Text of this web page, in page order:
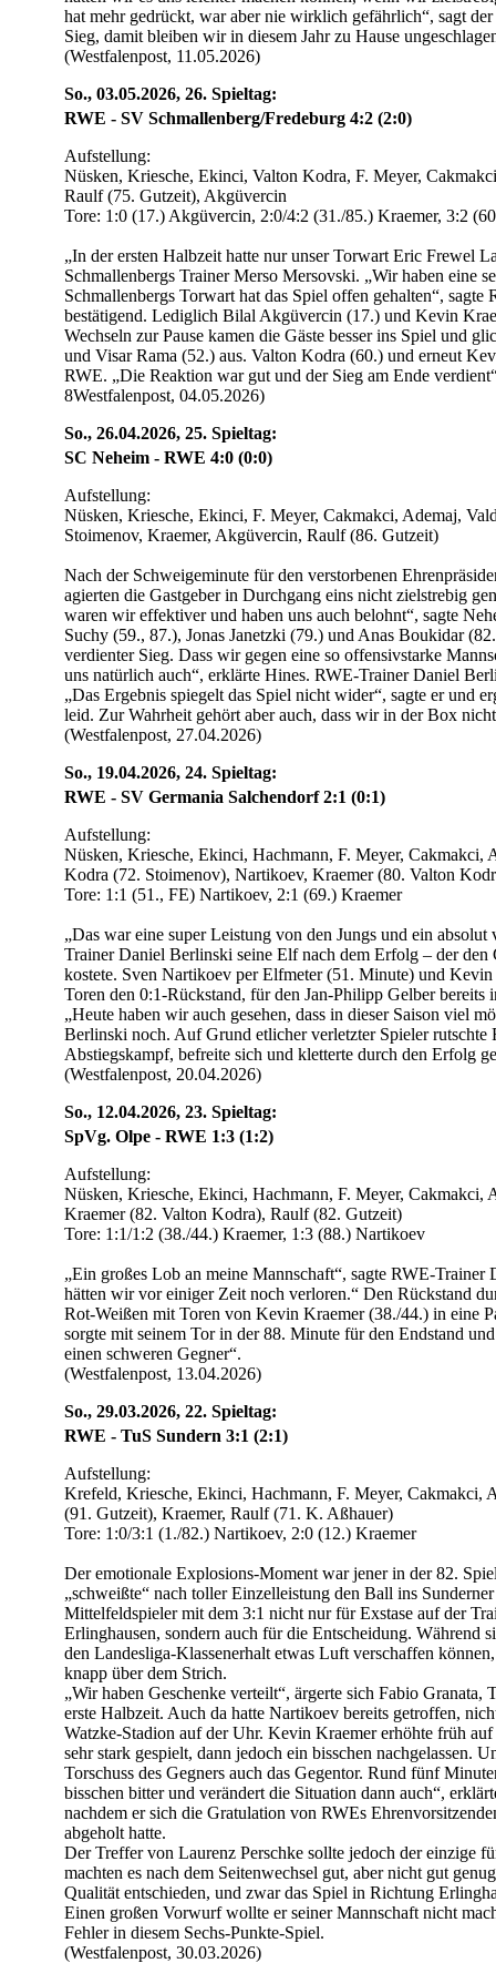
hat mehr gedrückt, war aber nie wirklich gefährlich“, sagt
Sieg, damit bleiben wir in diesem Jahr zu Hause
(Westfalenpost, 11.05.2026)
So., 03.05.2026, 26. Spieltag:
RWE - SV Schmallenberg/Fredeburg 4:2 (2:0)
Aufstellung:
Nüsken, Kriesche, Ekinci, Valton Kodra, F. Meyer,
Raulf (75. Gutzeit), Akgüvercin
Tore: 1:0 (17.) Akgüvercin, 2:0/4:2 (31./85.) Kraemer, 3:2
„In der ersten Halbzeit hatte nur unser Torwart Eric Frewel
Schmallenbergs Trainer Merso Mersovski. „Wir haben eine
Schmallenbergs Torwart hat das Spiel offen gehalten“,
bestätigend. Lediglich Bilal Akgüvercin (17.) und Kevin
Wechseln zur Pause kamen die Gäste besser ins Spiel und
und Visar Rama (52.) aus. Valton Kodra (60.) und erneut
RWE. „Die Reaktion war gut und der Sieg am Ende
8Westfalenpost, 04.05.2026)
So., 26.04.2026, 25. Spieltag:
SC Neheim - RWE 4:0 (0:0)
Aufstellung:
Nüsken, Kriesche, Ekinci, F. Meyer, Cakmakci, Ademaj,
Stoimenov, Kraemer, Akgüvercin, Raulf (86. Gutzeit)
Nach der Schweigeminute für den verstorbenen
agierten die Gastgeber in Durchgang eins nicht zielstrebig
waren wir effektiver und haben uns auch belohnt“, sagte
Suchy (59., 87.), Jonas Janetzki (79.) und Anas Boukidar
verdienter Sieg. Dass wir gegen eine so offensivstarke
uns natürlich auch“, erklärte Hines. RWE-Trainer Daniel
„Das Ergebnis spiegelt das Spiel nicht wider“, sagte er und
leid. Zur Wahrheit gehört aber auch, dass wir in der Box
(Westfalenpost, 27.04.2026)
So., 19.04.2026, 24. Spieltag:
RWE - SV Germania Salchendorf 2:1 (0:1)
Aufstellung:
Nüsken, Kriesche, Ekinci, Hachmann, F. Meyer, Cakmakci,
Kodra (72. Stoimenov), Nartikoev, Kraemer (80. Valton
Tore: 1:1 (51., FE) Nartikoev, 2:1 (69.) Kraemer
„Das war eine super Leistung von den Jungs und ein
Trainer Daniel Berlinski seine Elf nach dem Erfolg – der den
kostete. Sven Nartikoev per Elfmeter (51. Minute) und
Toren den 0:1-Rückstand, für den Jan-Philipp Gelber bereits
„Heute haben wir auch gesehen, dass in dieser Saison viel
Berlinski noch. Auf Grund etlicher verletzter Spieler rutschte
Abstiegskampf, befreite sich und kletterte durch den Erfolg
(Westfalenpost, 20.04.2026)
So., 12.04.2026, 23. Spieltag:
SpVg. Olpe - RWE 1:3 (1:2)
Aufstellung:
Nüsken, Kriesche, Ekinci, Hachmann, F. Meyer, Cakmakci,
Kraemer (82. Valton Kodra), Raulf (82. Gutzeit)
Tore: 1:1/1:2 (38./44.) Kraemer, 1:3 (88.) Nartikoev
„Ein großes Lob an meine Mannschaft“, sagte RWE-
hätten wir vor einiger Zeit noch verloren.“ Den Rückstand
Rot-Weißen mit Toren von Kevin Kraemer (38./44.) in eine
sorgte mit seinem Tor in der 88. Minute für den Endstand
einen schweren Gegner“.
(Westfalenpost, 13.04.2026)
So., 29.03.2026, 22. Spieltag:
RWE - TuS Sundern 3:1 (2:1)
Aufstellung:
Krefeld, Kriesche, Ekinci, Hachmann, F. Meyer, Cakmakci,
(91. Gutzeit), Kraemer, Raulf (71. K. Aßhauer)
Tore: 1:0/3:1 (1./82.) Nartikoev, 2:0 (12.) Kraemer
Der emotionale Explosions-Moment war jener in der 82.
„schweißte“ nach toller Einzelleistung den Ball ins
Mittelfeldspieler mit dem 3:1 nicht nur für Exstase auf der
Erlinghausen, sondern auch für die Entscheidung. Während
den Landesliga-Klassenerhalt etwas Luft verschaffen
knapp über dem Strich.
„Wir haben Geschenke verteilt“, ärgerte sich Fabio
erste Halbzeit. Auch da hatte Nartikoev bereits getroffen,
Watzke-Stadion auf der Uhr. Kevin Kraemer erhöhte früh
sehr stark gespielt, dann jedoch ein bisschen nachgelassen.
Torschuss des Gegners auch das Gegentor. Rund fünf
bisschen bitter und verändert die Situation dann auch“,
nachdem er sich die Gratulation von RWEs
abgeholt hatte.
Der Treffer von Laurenz Perschke sollte jedoch der einzige
machten es nach dem Seitenwechsel gut, aber nicht gut
Qualität entschieden, und zwar das Spiel in Richtung
Einen großen Vorwurf wollte er seiner Mannschaft nicht
Fehler in diesem Sechs-Punkte-Spiel.
(Westfalenpost, 30.03.2026)